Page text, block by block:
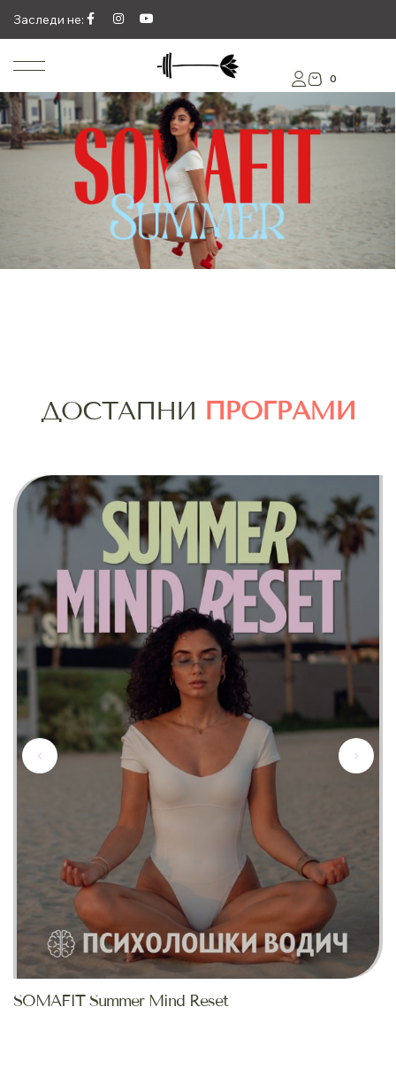
Заследи не:
0
ДОСТАПНИ ПРОГРАМИ
SOMAFIT Summer Mind Reset